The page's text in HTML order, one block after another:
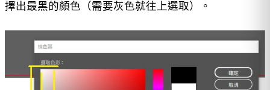
擇出最黑的顏色（需要灰色就往上選取）。